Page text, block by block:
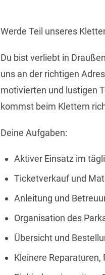
Werde Teil unseres
Du bist verliebt in
uns an der richtigen
motivierten und lustigen
kommst beim Klettern
Deine Aufgaben:
Aktiver Einsatz im
Ticketverkauf und
Anleitung und
Organisation des
Übersicht und
Kleinere